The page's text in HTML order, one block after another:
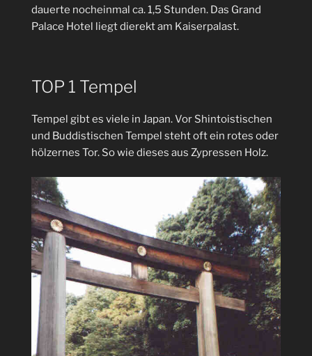
dauerte nocheinmal ca. 1,5 Stunden. Das Grand
Palace Hotel liegt dierekt am Kaiserpalast.
TOP 1 Tempel
Tempel gibt es viele in Japan. Vor Shintoistischen
und Buddistischen Tempel steht oft ein rotes oder
hölzernes Tor. So wie dieses aus Zypressen Holz.